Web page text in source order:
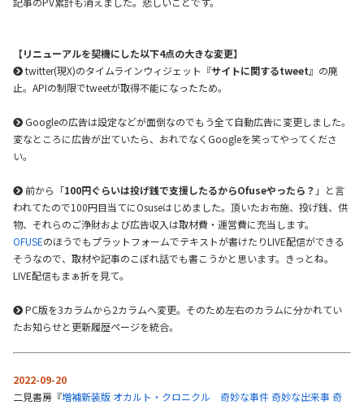
【リニューアルを契機にした以下4点の大きな変更】
twitter(現X)のタイムラインウィジェット『サイトに関するtweet』の廃
止。APIの制限でtweetが取得不能になったため。
Googleの広告は設定などが面倒なのでもう全て自動広告に変更しました。
変なところに広告が出ていたら、おれでなくGoogleを笑ってやってくださ
い。
前から「100円ぐらいは投げ銭で支援したるからOfuseやったら？ 」と言
われてたので100円目当てにOsuseはじめました。頂いたお布施、投げ銭、供
物、それらのご浄財および広告収入は取材費・運営費に充当します。
OFUSEのほうでもプラットフォームでテキストが書けたりLIVE配信ができる
そうなので、取材や記事のこぼれ話でも書こうかと思います。きっとね。
LIVE配信もまぁ折を見て。
PC版を3カラムから2カラムへ変更。そのため左右のカラムに分かれてい
たお知らせと更新履歴ページを統合。
2022-09-20
二見書房『増補新装版 オカルト・クロニクル 奇妙な事件 奇妙な出来事 奇